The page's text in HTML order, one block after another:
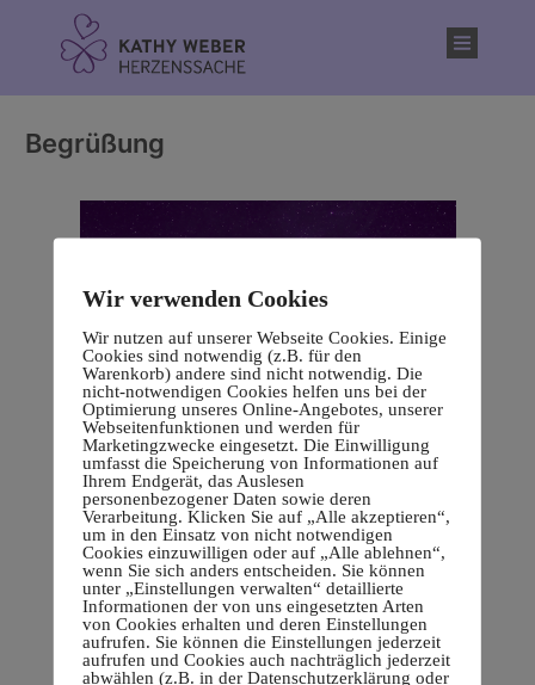
Begrüßung
Wir verwenden Cookies
Wir nutzen auf unserer Webseite Cookies. Einige
Cookies sind notwendig (z.B. für den
Warenkorb) andere sind nicht notwendig. Die
nicht-notwendigen Cookies helfen uns bei der
Optimierung unseres Online-Angebotes, unserer
Webseitenfunktionen und werden für
Marketingzwecke eingesetzt. Die Einwilligung
umfasst die Speicherung von Informationen auf
Ihrem Endgerät, das Auslesen
personenbezogener Daten sowie deren
Verarbeitung. Klicken Sie auf „Alle akzeptieren“,
um in den Einsatz von nicht notwendigen
Cookies einzuwilligen oder auf „Alle ablehnen“,
wenn Sie sich anders entscheiden. Sie können
unter „Einstellungen verwalten“ detaillierte
Informationen der von uns eingesetzten Arten
von Cookies erhalten und deren Einstellungen
aufrufen. Sie können die Einstellungen jederzeit
aufrufen und Cookies auch nachträglich jederzeit
abwählen (z.B. in der Datenschutzerklärung oder